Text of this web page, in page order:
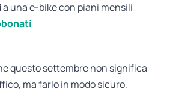
a una e-bike con piani mensili
questo settembre non significa
ma farlo in modo sicuro,